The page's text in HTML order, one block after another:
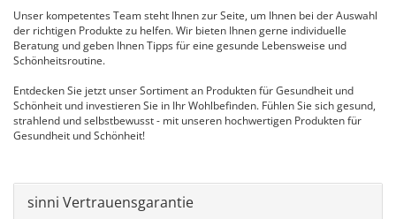
Unser kompetentes Team steht Ihnen zur Seite, um Ihnen bei der Auswahl
der richtigen Produkte zu helfen. Wir bieten Ihnen gerne individuelle
Beratung und geben Ihnen Tipps für eine gesunde Lebensweise und
Schönheitsroutine.
Entdecken Sie jetzt unser Sortiment an Produkten für Gesundheit und
Schönheit und investieren Sie in Ihr Wohlbefinden. Fühlen Sie sich gesund,
strahlend und selbstbewusst - mit unseren hochwertigen Produkten für
Gesundheit und Schönheit!
sinni Vertrauensgarantie